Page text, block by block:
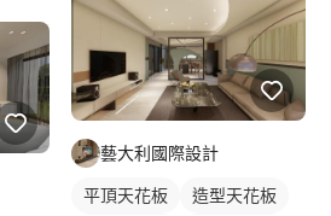
藝大利國際設計
平頂天花板
造型天花板